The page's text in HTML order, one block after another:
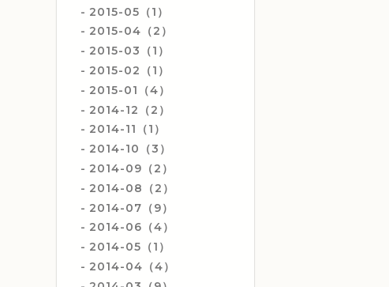
2015-05（1）
2015-04（2）
2015-03（1）
2015-02（1）
2015-01（4）
2014-12（2）
2014-11（1）
2014-10（3）
2014-09（2）
2014-08（2）
2014-07（9）
2014-06（4）
2014-05（1）
2014-04（4）